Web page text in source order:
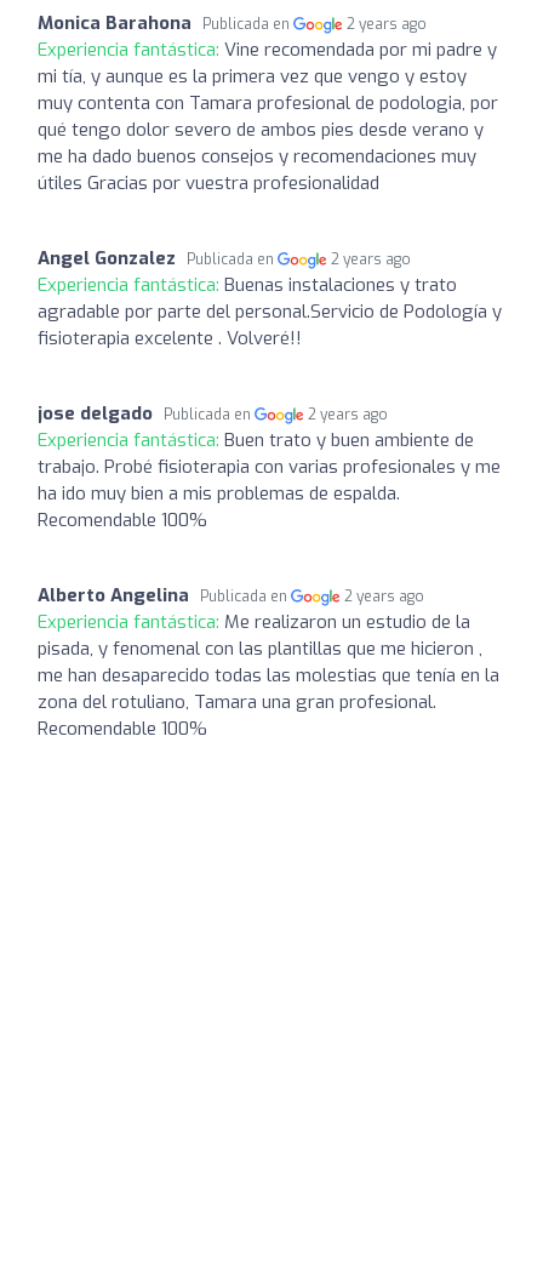
Monica Barahona Publicada en 2 years ago
Experiencia fantástica: Vine recomendada por mi padre y
mi tía, y aunque es la primera vez que vengo y estoy
muy contenta con Tamara profesional de podologia, por
qué tengo dolor severo de ambos pies desde verano y
me ha dado buenos consejos y recomendaciones muy
útiles Gracias por vuestra profesionalidad
Angel Gonzalez Publicada en 2 years ago
Experiencia fantástica: Buenas instalaciones y trato
agradable por parte del personal.Servicio de Podología y
fisioterapia excelente . Volveré!!
jose delgado Publicada en 2 years ago
Experiencia fantástica: Buen trato y buen ambiente de
trabajo. Probé fisioterapia con varias profesionales y me
ha ido muy bien a mis problemas de espalda.
Recomendable 100%
Alberto Angelina Publicada en 2 years ago
Experiencia fantástica: Me realizaron un estudio de la
pisada, y fenomenal con las plantillas que me hicieron ,
me han desaparecido todas las molestias que tenía en la
zona del rotuliano, Tamara una gran profesional.
Recomendable 100%